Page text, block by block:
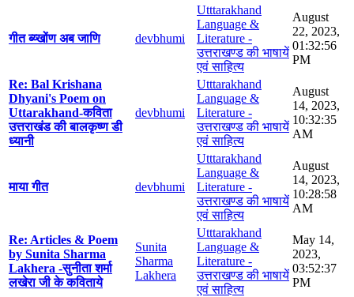
गीत ब्य्खोंण अब जाणि devbhumi
Utttarakhand
Language &
Literature -
उत्तराखण्ड की भाषायें
एवं साहित्य
August
22, 2023,
01:32:56
PM
Re: Bal Krishana
Dhyani's Poem on
Uttarakhand-कविता
उत्तराखंड की बालकृष्ण डी
ध्यानी
devbhumi
Utttarakhand
Language &
Literature -
उत्तराखण्ड की भाषायें
एवं साहित्य
August
14, 2023,
10:32:35
AM
माया गीत devbhumi
Utttarakhand
Language &
Literature -
उत्तराखण्ड की भाषायें
एवं साहित्य
August
14, 2023,
10:28:58
AM
Re: Articles & Poem
by Sunita Sharma
Lakhera -सुनीता शर्मा
लखेरा जी के कविताये
Sunita
Sharma
Lakhera
Utttarakhand
Language &
Literature -
उत्तराखण्ड की भाषायें
एवं साहित्य
May 14,
2023,
03:52:37
PM